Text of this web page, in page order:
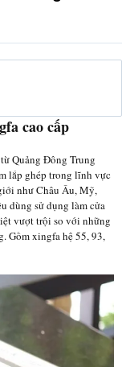
cao cấp
Quảng Đông Trung
lắp ghép trong lĩnh vực
như Châu Âu, Mỹ,
dùng sử dụng làm cửa
vượt trội so với những
Gồm xingfa hệ 55, 93,